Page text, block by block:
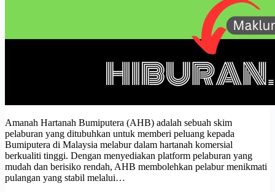
Amanah Hartanah Bumiputera (AHB) adalah sebuah skim
pelaburan yang ditubuhkan untuk memberi peluang kepada
Bumiputera di Malaysia melabur dalam hartanah komersial
berkualiti tinggi. Dengan menyediakan platform pelaburan yang
mudah dan berisiko rendah, AHB membolehkan pelabur menikmati
pulangan yang stabil melalui…